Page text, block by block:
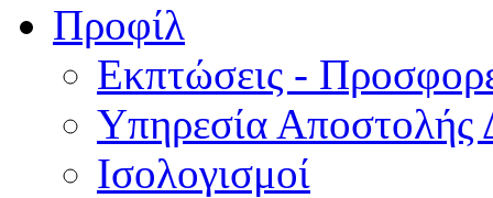
Προφίλ
Εκπτώσεις -
Υπηρεσία Αποστολής
Ισολογισμοί